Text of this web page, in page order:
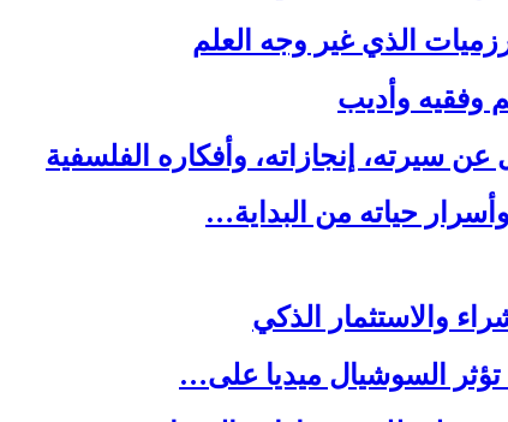
الذي غير وجه العلم
وفقيه وأديب
سيرته، إنجازاته، وأفكاره الفلسفية
حياته من البداية…